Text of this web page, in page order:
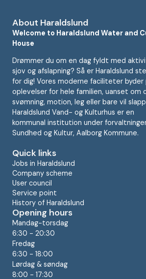
About Haraldslund
Welcome to Haraldslund Water and
House
Drømmer du om en dag fyldt med
sjov og afslapning? Så er Haraldslund
for dig! Vores moderne faciliteter byder
oplevelser for hele familien, uanset om
svømning, motion, leg eller bare vil
Haraldslund Vand- og Kulturhus er en
kommunal institution under
Sundhed og Kultur, Aalborg Kommune.
Quick links
Jobs in Haraldslund
Company scheme
User council
Service point
History of Haraldslund
Opening hours
Mandag-torsdag
6:30 - 20:30
Fredag
6:30 - 18:00
Lørdag & søndag
8:00 - 17:30